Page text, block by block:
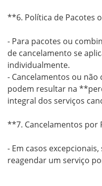
**6. Política de Pacotes
- Para pacotes ou
de cancelamento se
individualmente.
- Cancelamentos ou
podem resultar na
integral dos serviços
**7. Cancelamentos por
- Em casos
reagendar um serviço